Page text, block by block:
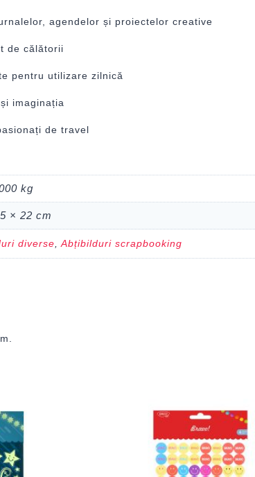
agendelor și proiectelor creative
de călătorii
pentru utilizare zilnică
imaginația
de travel
kg
× 22 cm
diverse Abțibilduri scrapbooking